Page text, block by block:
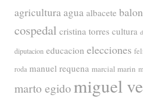
agriculturaagua albacete
cospedal cristina torres cultura
diputacion educacion elecciones
roda manuel requena marcial marin
marto egidomiguel